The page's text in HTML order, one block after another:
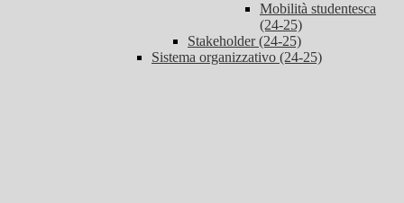
Mobilità studentesca
(24-25)
Stakeholder (24-25)
Sistema organizzativo (24-25)